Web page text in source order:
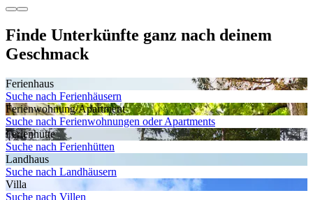
Finde Unterkünfte ganz nach deinem
Geschmack
Ferienhaus
Suche nach Ferienhäusern
Ferienwohnung/Apartment
Suche nach Ferienwohnungen oder Apartments
Ferienhütte
Suche nach Ferienhütten
Landhaus
Suche nach Landhäusern
Villa
Suche nach Villen